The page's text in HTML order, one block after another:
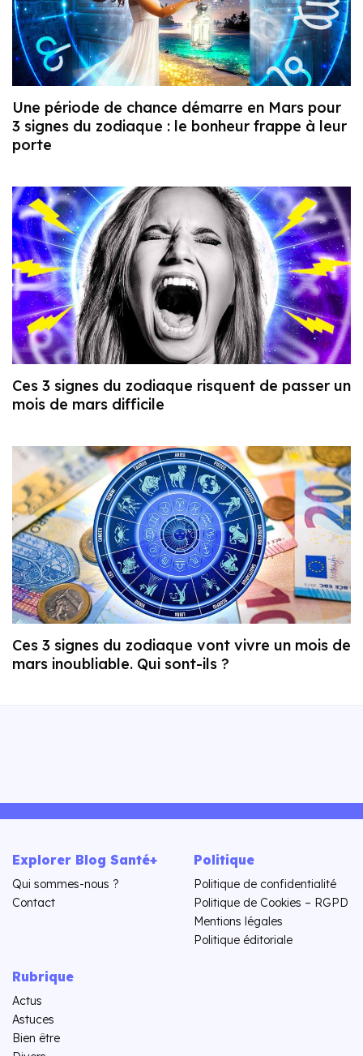
Une période de chance démarre en Mars pour
3 signes du zodiaque : le bonheur frappe à leur
porte
Ces 3 signes du zodiaque risquent de passer un
mois de mars difficile
Ces 3 signes du zodiaque vont vivre un mois de
mars inoubliable. Qui sont-ils ?
Explorer Blog Santé+
Qui sommes-nous ?
Contact
Politique
Politique de confidentialité
Politique de Cookies – RGPD
Mentions légales
Politique éditoriale
Rubrique
Actus
Astuces
Bien être